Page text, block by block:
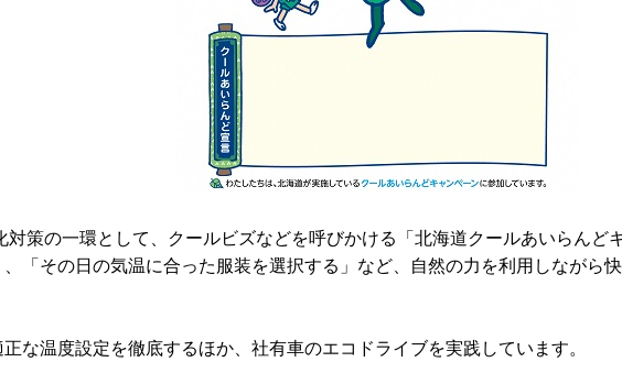
策の一環として、クールビズなどを呼びかける「北海道クールあいらんど
「その日の気温に合った服装を選択する」など、自然の力を利用しながら
な温度設定を徹底するほか、社有車のエコドライブを実践しています。